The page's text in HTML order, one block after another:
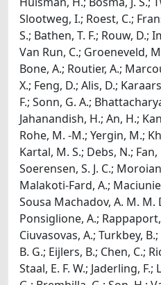
Slootweg, I.; Roest, C.;
S.; Bathen, T. F.; Rouw, D.;
Van Run, C.; Groeneveld,
Bone, A.; Routier, A.;
X.; Feng, D.; Alis, D.;
F.; Sonn, G. A.;
Jahanandish, H.; An, H.;
Rohe, M. -M.; Yergin, M.;
Kartal, M. S.; Debs, N.; Fan,
Soerensen, S. J. C.;
Malakoti-Fard, A.;
Sousa Machadov, A. M. M.
Ponsiglione, A.;
Ciuvasovas, A.; Turkbey,
B. G.; Eijlers, B.; Chen, C.;
Staal, E. F. W.; Jaderling,